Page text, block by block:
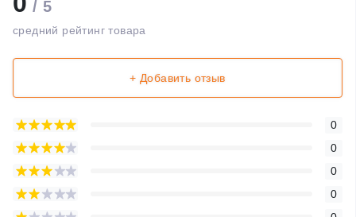
/ 5
средний рейтинг товара
+ Добавить отзыв
0
0
0
0